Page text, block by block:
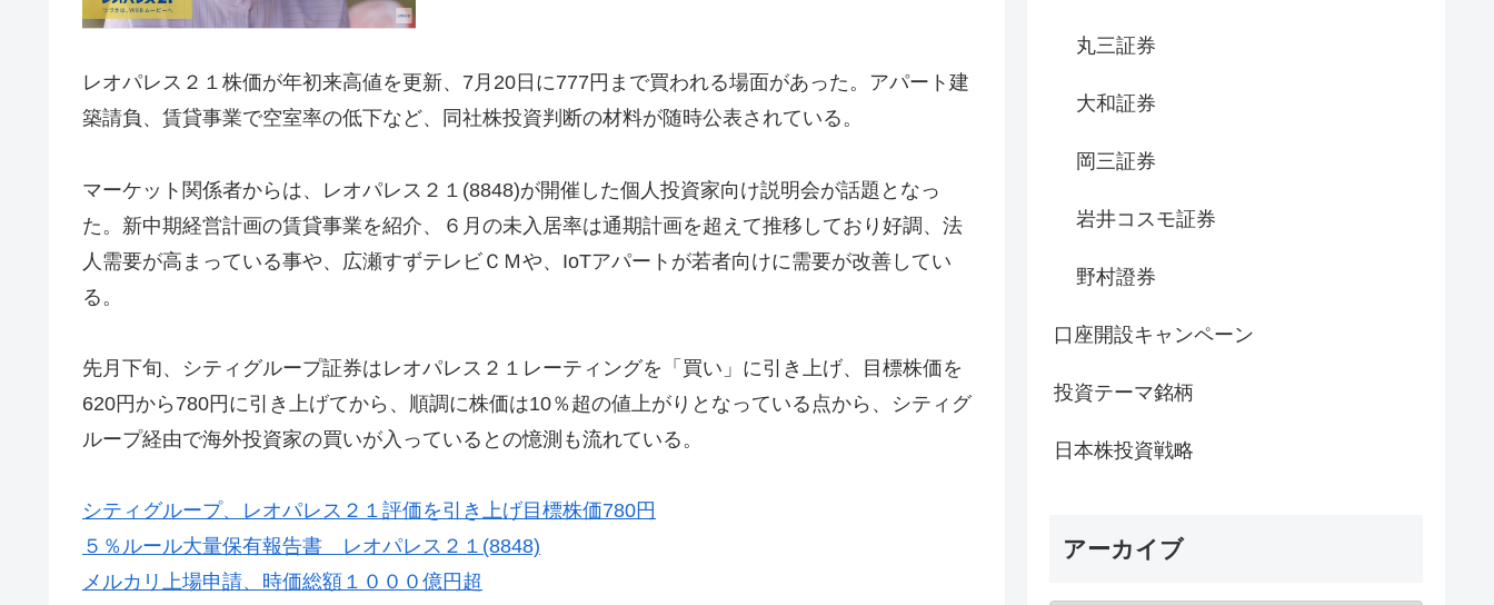
レオパレス２１株価が年初来高値を更新、7月20日に777円まで買われる場面があった。アパート建
築請負、賃貸事業で空室率の低下など、同社株投資判断の材料が随時公表されている。
マーケット関係者からは、レオパレス２１(8848)が開催した個人投資家向け説明会が話題となっ
た。新中期経営計画の賃貸事業を紹介、６月の未入居率は通期計画を超えて推移しており好調、法
人需要が高まっている事や、広瀬すずテレビＣＭや、IoTアパートが若者向けに需要が改善してい
る。
先月下旬、シティグループ証券はレオパレス２１レーティングを「買い」に引き上げ、目標株価を
620円から780円に引き上げてから、順調に株価は10％超の値上がりとなっている点から、シティグ
ループ経由で海外投資家の買いが入っているとの憶測も流れている。
シティグループ、レオパレス２１評価を引き上げ目標株価780円
５％ルール大量保有報告書 レオパレス２１(8848)
メルカリ上場申請、時価総額１０００億円超
丸三証券
大和証券
岡三証券
岩井コスモ証券
野村證券
口座開設キャンペーン
投資テーマ銘柄
日本株投資戦略
アーカイブ